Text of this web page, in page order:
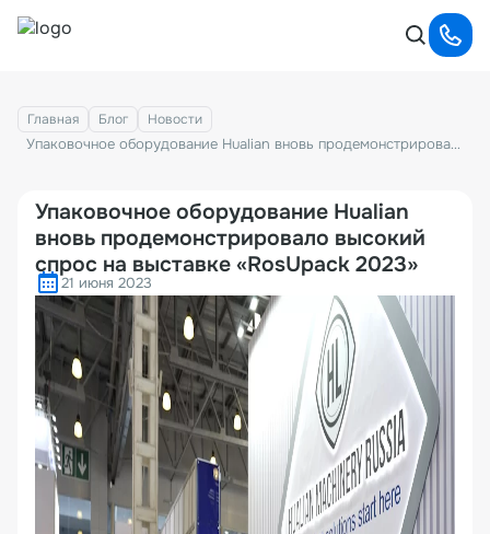
Главная Блог Новости
Упаковочное оборудование Hualian вновь продемонстрировало высокий спрос на выставке «RosUpack 2023»
Упаковочное оборудование Hualian
вновь продемонстрировало высокий
спрос на выставке «RosUpack 2023»
21 июня 2023